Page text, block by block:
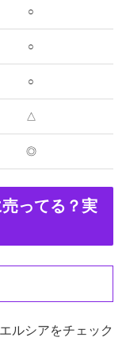
○
○
○
△
◎
ってる？実
ルシアをチェック